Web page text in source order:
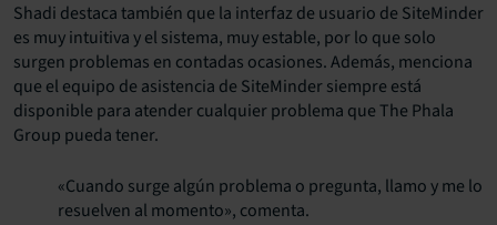
Shadi destaca también que la interfaz de usuario de SiteMinder
es muy intuitiva y el sistema, muy estable, por lo que solo
surgen problemas en contadas ocasiones. Además, menciona
que el equipo de asistencia de SiteMinder siempre está
disponible para atender cualquier problema que The Phala
Group pueda tener.
«Cuando surge algún problema o pregunta, llamo y me lo
resuelven al momento», comenta.